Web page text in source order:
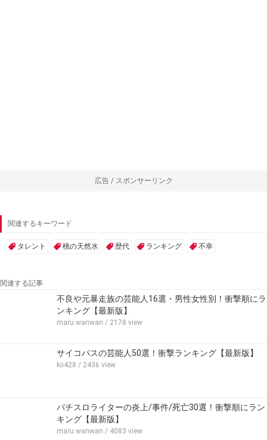
広告 / スポンサーリンク
関連するキーワード
タレント 桃の天然水 歴代 ランキング 不幸
関連する記事
不良や元暴走族の芸能人16選・男性女性別！衝撃順にラ
ンキング【最新版】
maru.wanwan / 2178 view
サイコパスの芸能人50選！衝撃ランキング【最新版】
kii428 / 2436 view
パチスロライターの炎上/事件/死亡30選！衝撃順にラン
キング【最新版】
maru.wanwan / 4083 view